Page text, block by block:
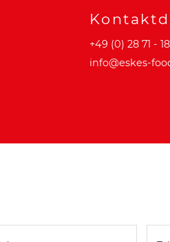
+49 (0) 28 71 -
info@eskes-